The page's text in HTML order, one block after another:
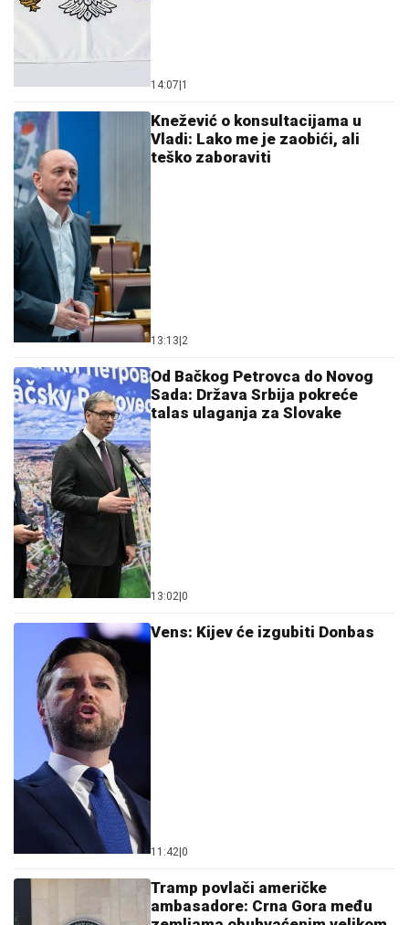
14:07 1
Knežević o konsultacijama u
Vladi: Lako me je zaobići, ali
teško zaboraviti
13:13 2
Od Bačkog Petrovca do Novog
Sada: Država Srbija pokreće
talas ulaganja za Slovake
13:02 0
Vens: Kijev će izgubiti Donbas
11:42 0
Tramp povlači američke
ambasadore: Crna Gora među